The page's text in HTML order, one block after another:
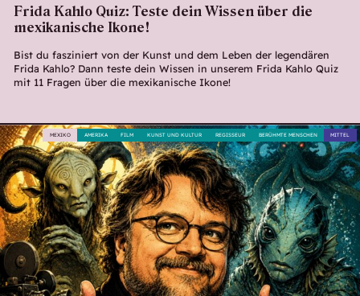
Frida Kahlo Quiz: Teste dein Wissen über die
mexikanische Ikone!
Bist du fasziniert von der Kunst und dem Leben der legendären
Frida Kahlo? Dann teste dein Wissen in unserem Frida Kahlo Quiz
mit 11 Fragen über die mexikanische Ikone!
MITTEL
BERÜHMTE MENSCHEN
REGISSEUR
KUNST UND KULTUR
FILM
AMERIKA
MEXIKO